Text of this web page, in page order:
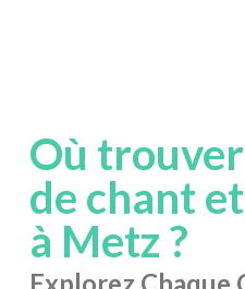
Où
de chant
à Metz ?
Explorez Chaque